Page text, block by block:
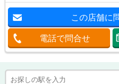
この店舗に
電話で問合せ